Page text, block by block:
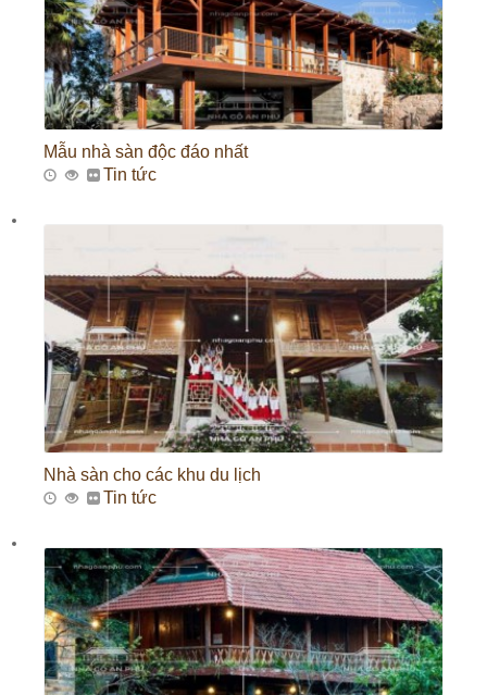
Mẫu nhà sàn độc đáo nhất
Tin tức
Nhà sàn cho các khu du lịch
Tin tức